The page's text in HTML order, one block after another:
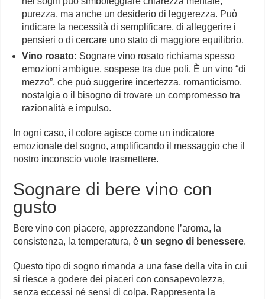
purezza, ma anche un desiderio di leggerezza. Può
indicare la necessità di semplificare, di alleggerire i
pensieri o di cercare uno stato di maggiore equilibrio.
Vino rosato: Sognare vino rosato richiama spesso
emozioni ambigue, sospese tra due poli. È un vino “di
mezzo”, che può suggerire incertezza, romanticismo,
nostalgia o il bisogno di trovare un compromesso tra
razionalità e impulso.
In ogni caso, il colore agisce come un indicatore
emozionale del sogno, amplificando il messaggio che il
nostro inconscio vuole trasmettere.
Sognare di bere vino con
gusto
Bere vino con piacere, apprezzandone l’aroma, la
consistenza, la temperatura, è un segno di benessere.
Questo tipo di sogno rimanda a una fase della vita in cui
si riesce a godere dei piaceri con consapevolezza,
senza eccessi né sensi di colpa. Rappresenta la